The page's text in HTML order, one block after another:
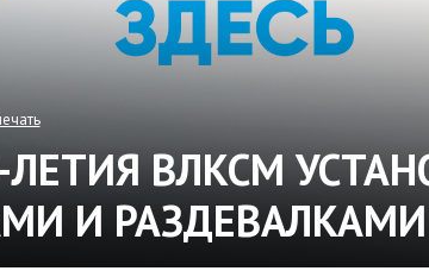
ВЛКСМ
И РАЗДЕВАЛКАМИ